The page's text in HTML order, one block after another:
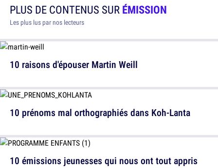
PLUS DE CONTENUS SURÉMISSION
Les plus lus par nos lecteurs
10 raisons d'épouser Martin Weill
10 émissions jeunesses qui nous ont tout appris
10 prénoms mal orthographiés dans Koh-Lanta